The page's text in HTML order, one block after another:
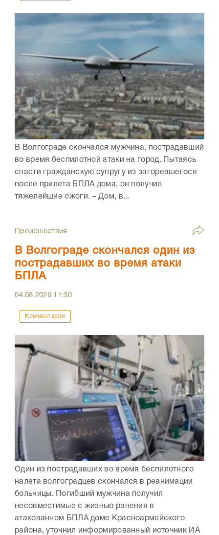
В Волгограде скончался мужчина, пострадавший
во время беспилотной атаки на город. Пытаясь
спасти гражданскую супругу из загоревшегося
после прилета БПЛА дома, он получил
тяжелейшие ожоги. – Дом, в...
Происшествия
В Волгограде скончался один из
пострадавших во время атаки
БПЛА
04.08.2026 11:30
Комментарии
Один из пострадавших во время беспилотного
налета волгоградцев скончался в реанимации
больницы. Погибший мужчина получил
несовместимые с жизнью ранения в
атакованном БПЛА доме Красноармейского
района, уточнил информированный источник ИА